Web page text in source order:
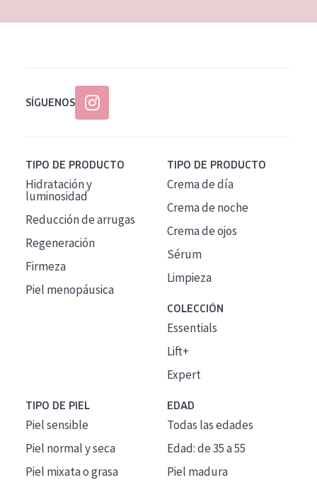
SÍGUENOS
TIPO DE PRODUCTO
Hidratación y
luminosidad
Reducción de arrugas
Regeneración
Firmeza
Piel menopáusica
TIPO DE PRODUCTO
Crema de día
Crema de noche
Crema de ojos
Sérum
Limpieza
COLECCIÓN
Essentials
Lift+
Expert
TIPO DE PIEL
Piel sensible
Piel normal y seca
Piel mixata o grasa
EDAD
Todas las edades
Edad: de 35 a 55
Piel madura